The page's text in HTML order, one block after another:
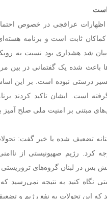
است
عراقچی در خصوص احتمال
ثابت است و برنامه هسته‌ای
بیان شد هشداری بود نسبت به
باعث شده یک گفتمانی در بین
درستی نبوده است. بر این
است. ایشان تاکید کردند
مبتنی بر امنیت ملی صلح آمیز
تضعیف شده یا خیر گفت:
کرد. رژیم صهیونیستی از
بس در لبنان گروه‌های
نگاه کنید به نتیجه نمی‌رسید
که این تحولات به نفع رژیم و